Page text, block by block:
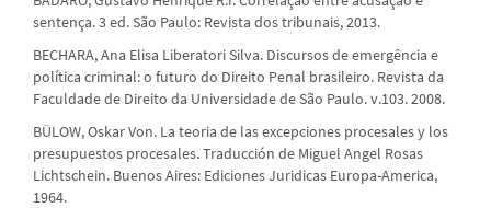
sentença. 3 ed. São Paulo: Revista dos tribunais, 2013.
BECHARA, Ana Elisa Liberatori Silva. Discursos de emergência e
política criminal: o futuro do Direito Penal brasileiro. Revista da
Faculdade de Direito da Universidade de São Paulo. v.103. 2008.
BÜLOW, Oskar Von. La teoria de las excepciones procesales y los
presupuestos procesales. Traducción de Miguel Angel Rosas
Lichtschein. Buenos Aires: Ediciones Juridicas Europa-America,
1964.